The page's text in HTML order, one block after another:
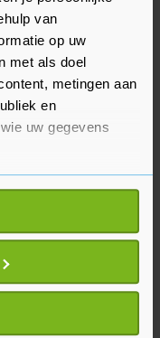
van
op uw
met als doel
metingen aan
en
uw gegevens
geografische
kan zijn
het actief te
(fingerprinting)
gegevens worden
kregen
de